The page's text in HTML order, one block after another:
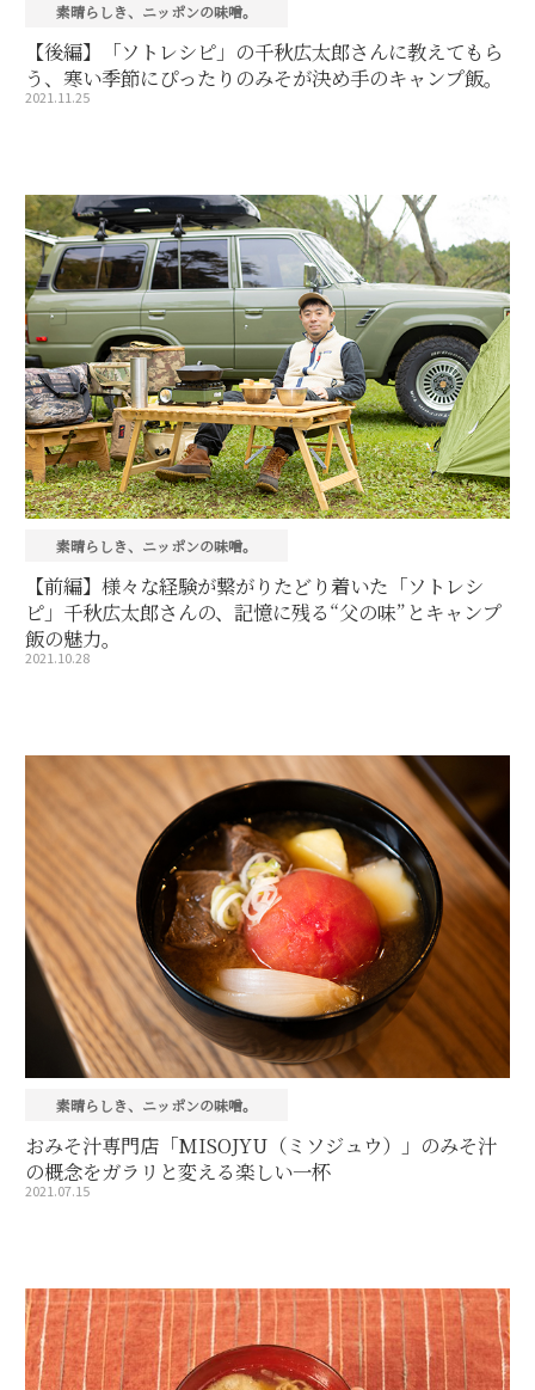
素晴らしき、ニッポンの味噌。
【後編】「ソトレシピ」の千秋広太郎さんに教えてもら
う、寒い季節にぴったりのみそが決め手のキャンプ飯。
2021.11.25
素晴らしき、ニッポンの味噌。
【前編】様々な経験が繋がりたどり着いた「ソトレシ
ピ」千秋広太郎さんの、記憶に残る“父の味”とキャンプ
飯の魅力。
2021.10.28
素晴らしき、ニッポンの味噌。
おみそ汁専門店「MISOJYU（ミソジュウ）」のみそ汁
の概念をガラリと変える楽しい一杯
2021.07.15